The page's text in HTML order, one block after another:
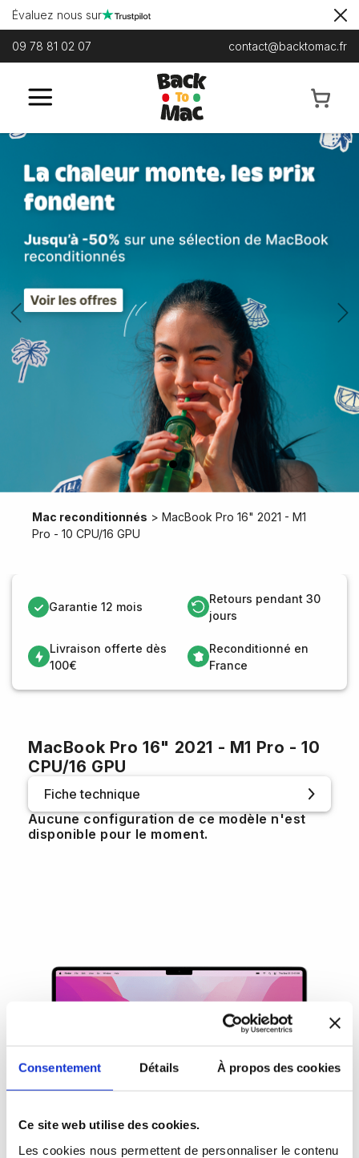
Consentement Détails À propos des cookies
Ce site web utilise des cookies.
Les cookies nous permettent de personnaliser le contenu
Évaluez nous sur
09 78 81 02 07 contact@backtomac.fr
Previous
Mac reconditionnés > MacBook Pro 16" 2021 - M1
Pro - 10 CPU/16 GPU
Garantie 12 mois
Retours pendant 30
jours
Livraison offerte dès
100€
Reconditionné en
France
MacBook Pro 16" 2021 - M1 Pro - 10
CPU/16 GPU
Fiche technique
Aucune configuration de ce modèle n'est
disponible pour le moment.